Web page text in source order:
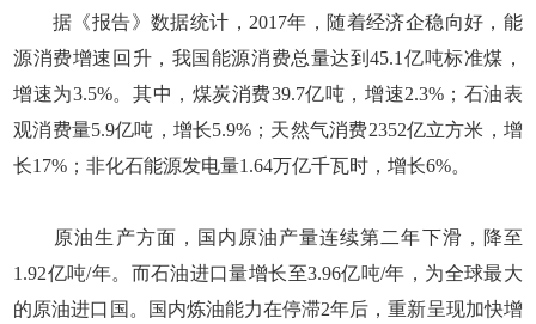
据《报告》数据统计，2017年，随着经济企稳向好，能
源消费增速回升，我国能源消费总量达到45.1亿吨标准煤，
增速为3.5%。其中，煤炭消费39.7亿吨，增速2.3%；石油表
观消费量5.9亿吨，增长5.9%；天然气消费2352亿立方米，增
长17%；非化石能源发电量1.64万亿千瓦时，增长6%。
原油生产方面，国内原油产量连续第二年下滑，降至
1.92亿吨/年。而石油进口量增长至3.96亿吨/年，为全球最大
的原油进口国。国内炼油能力在停滞2年后，重新呈现加快增